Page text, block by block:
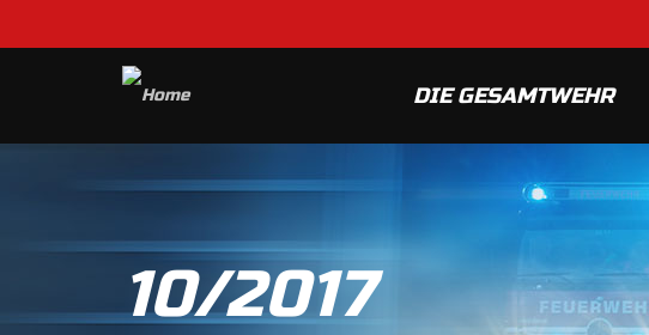
DIE GESAMTWEHR
10/2017